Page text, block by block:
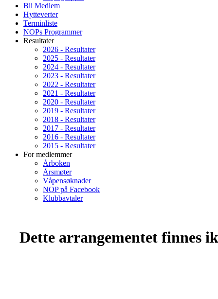
Bli Medlem
Hytteverter
Terminliste
NOPs Programmer
Resultater
2026 - Resultater
2025 - Resultater
2024 - Resultater
2023 - Resultater
2022 - Resultater
2021 - Resultater
2020 - Resultater
2019 - Resultater
2018 - Resultater
2017 - Resultater
2016 - Resultater
2015 - Resultater
For medlemmer
Årboken
Årsmøter
Våpensøknader
NOP på Facebook
Klubbavtaler
Dette arrangementet finnes